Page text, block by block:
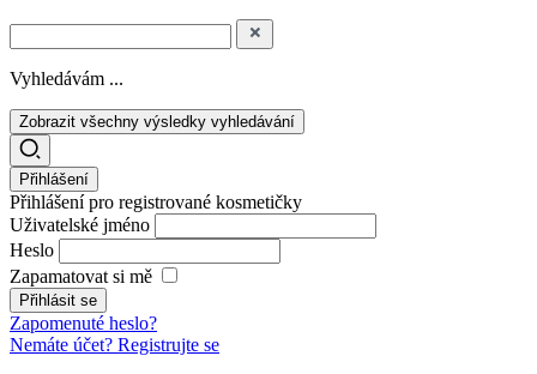
Vyhledávám ...
Zobrazit všechny výsledky vyhledávání
Přihlášení
Přihlášení pro registrované kosmetičky
Uživatelské jméno
Heslo
Zapamatovat si mě
Zapomenuté heslo?
Nemáte účet? Registrujte se